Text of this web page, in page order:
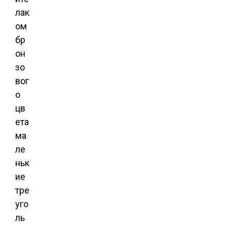
лак
ом
бр
он
зо
вог
о
цв
ета
ма
ле
ньк
ие
тре
уго
ль